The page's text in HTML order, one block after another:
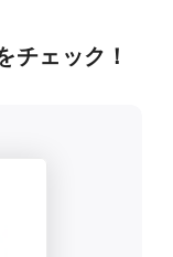
チェック！